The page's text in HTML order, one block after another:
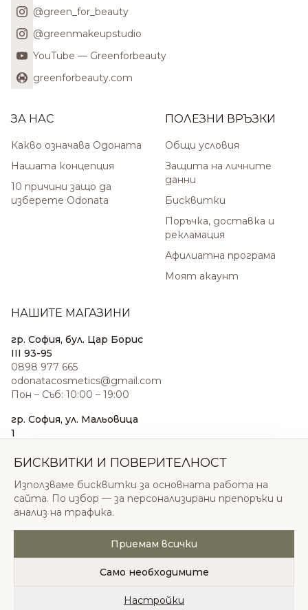
@green_for_beauty
@greenmakeupstudio
YouTube — Greenforbeauty
greenforbeauty.com
ЗА НАС
Какво означава Одоната
Нашата концепция
10 причини защо да
изберете Odonata
ПОЛЕЗНИ ВРЪЗКИ
Общи условия
Защита на личните
данни
Бисквитки
Поръчка, доставка и
рекламация
Афилиатна програма
Моят акаунт
НАШИТЕ МАГАЗИНИ
гр. София, бул. Цар Борис
III 93-95
0898 977 665
odonatacosmetics@gmail.com
Пон – Съб: 10:00 – 19:00
гр. София, ул. Мальовица
1
sales@odonatacosmetics.com
Нед: 11:00 – 18:00
© 2026 Одоната Козметикс ООД. Всички права
запазени.
Политика за поверителностОбщи условия
БИСКВИТКИ И ПОВЕРИТЕЛНОСТ
Използваме бисквитки за основната работа на
сайта. По избор — за персонализирани препоръки и
анализ на трафика.
Приемам всички
Само необходимите
Настройки